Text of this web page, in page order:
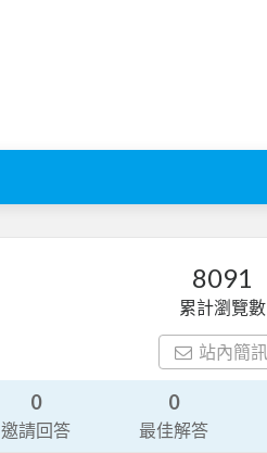
8091
累計瀏覽數
站內簡訊
0
邀請回答
0
最佳解答